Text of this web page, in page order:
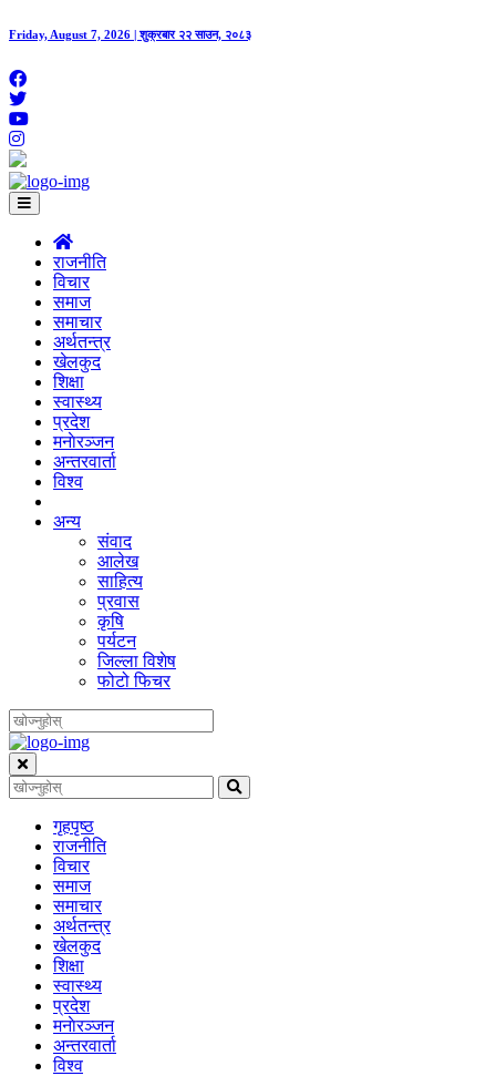
Friday, August 7, 2026 | शुक्रबार २२ साउन, २०८३
राजनीति
विचार
समाज
समाचार
अर्थतन्त्र
खेलकुद
शिक्षा
स्वास्थ्य
प्रदेश
मनाेरञ्जन
अन्तरवार्ता
विश्व
अन्य
संवाद
आलेख
साहित्य
प्रवास
कृषि
पर्यटन
जिल्ला विशेष
फोटो फिचर
गृहपृष्‍ठ
राजनीति
विचार
समाज
समाचार
अर्थतन्त्र
खेलकुद
शिक्षा
स्वास्थ्य
प्रदेश
मनाेरञ्जन
अन्तरवार्ता
विश्व